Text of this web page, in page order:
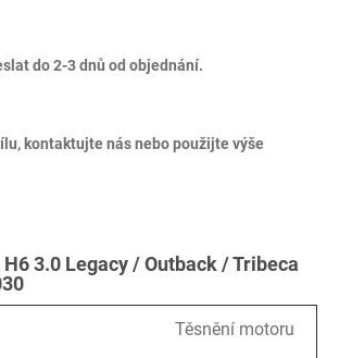
do 2-3 dnů od objednání.
kontaktujte nás nebo použijte výše
3.0 Legacy / Outback / Tribeca
Těsnění motoru